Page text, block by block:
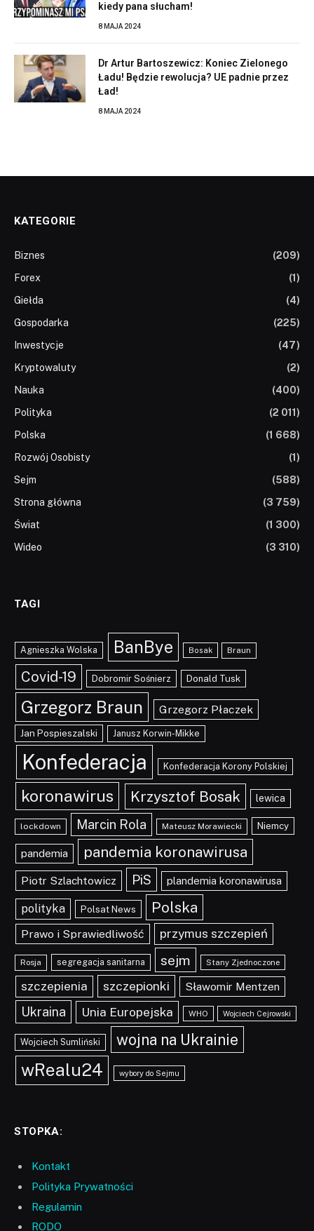
kiedy pana słucham!
8 MAJA 2024
Dr Artur Bartoszewicz: Koniec Zielonego
Ładu! Będzie rewolucja? UE padnie przez
Ład!
8 MAJA 2024
KATEGORIE
Biznes
(209)
Forex
(1)
Giełda
(4)
Gospodarka
(225)
Inwestycje
(47)
Kryptowaluty
(2)
Nauka
(400)
Polityka
(2 011)
Polska
(1 668)
Rozwój Osobisty
(1)
Sejm
(588)
Strona główna
(3 759)
Świat
(1 300)
Wideo
(3 310)
TAGI
Agnieszka Wolska BanBye Bosak Braun
Covid-19 Dobromir Sośnierz Donald Tusk
Grzegorz Braun Grzegorz Płaczek
Jan Pospieszalski Janusz Korwin-Mikke
Konfederacja Konfederacja Korony Polskiej
koronawirus Krzysztof Bosak lewica
lockdown Marcin Rola Mateusz Morawiecki Niemcy
pandemia pandemia koronawirusa
Piotr Szlachtowicz PiS plandemia koronawirusa
polityka Polsat News Polska
Prawo i Sprawiedliwość przymus szczepień
Rosja segregacja sanitarna sejm Stany Zjednoczone
szczepienia szczepionki Sławomir Mentzen
Ukraina Unia Europejska WHO Wojciech Cejrowski
Wojciech Sumliński wojna na Ukrainie
wRealu24 wybory do Sejmu
STOPKA:
Kontakt
Polityka Prywatności
Regulamin
RODO